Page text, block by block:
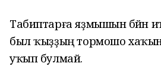
Табиптарға яҙмышын бәйән
был ҡыҙҙың тормошо
уҡып булмай.